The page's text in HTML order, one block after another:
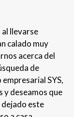
al llevarse
calado muy
acerca del
de
SYS,
y deseamos que
dejado este